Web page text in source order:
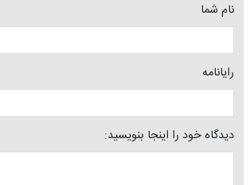
نام شما
رایانامه
دیدگاه خود را اینجا بنویسید: